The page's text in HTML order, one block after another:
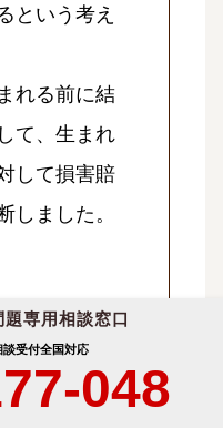
専用相談窓口
談受付全国対応
048
という考え
れる前に結
て、生まれ
して損害賠
しました。